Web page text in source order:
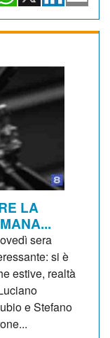
LA
sera
si è
estive, realtà
e Stefano